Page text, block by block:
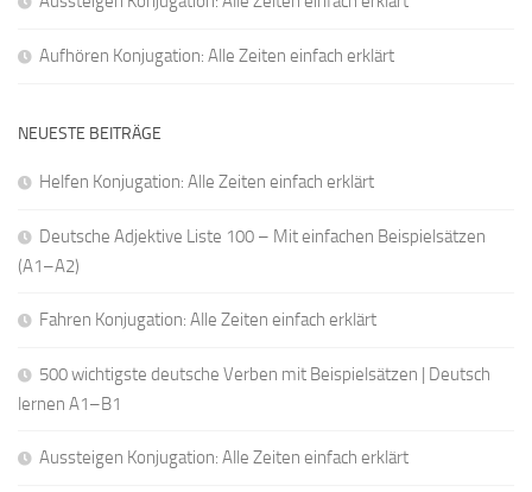
Aufhören Konjugation: Alle Zeiten einfach erklärt
NEUESTE BEITRÄGE
Helfen Konjugation: Alle Zeiten einfach erklärt
Deutsche Adjektive Liste 100 – Mit einfachen Beispielsätzen
(A1–A2)
Fahren Konjugation: Alle Zeiten einfach erklärt
500 wichtigste deutsche Verben mit Beispielsätzen | Deutsch
lernen A1–B1
Aussteigen Konjugation: Alle Zeiten einfach erklärt